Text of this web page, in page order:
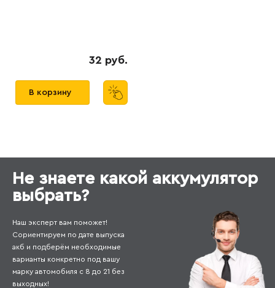
32 руб.
В корзину
Не знаете какой аккумулятор
выбрать?
Наш эксперт вам поможет!
Сориентируем по дате выпуска
акб и подберём необходимые
варианты конкретно под вашу
марку автомобиля с 8 до 21 без
выходных!